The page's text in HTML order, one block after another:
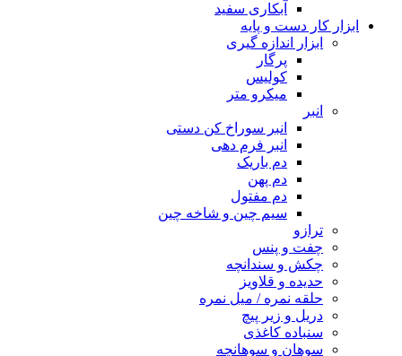
آبکاری سفید
ابزار کار دست و پایه
ابزار اندازه گیری
پرگار
کولیس
میکرو متر
انبر
انبر سوراخ کن دستی
انبر فرم دهی
دم باریک
دم پهن
دم مفتول
سیم چین و شاخه چین
ترازو
چفت و پنس
چکش و سندانچه
حدیده و قلاویز
حلقه نمره / میل نمره
دریل و زیر پیچ
سنباده کاغذی
سوهان و سوهانچه